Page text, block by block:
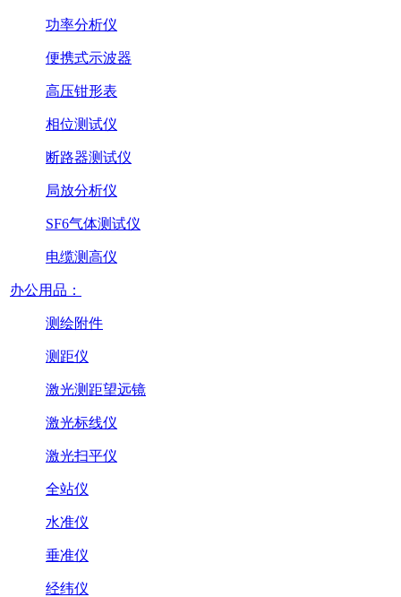
功率分析仪
便携式示波器
高压钳形表
相位测试仪
断路器测试仪
局放分析仪
SF6气体测试仪
电缆测高仪
办公用品：
测绘附件
测距仪
激光测距望远镜
激光标线仪
激光扫平仪
全站仪
水准仪
垂准仪
经纬仪